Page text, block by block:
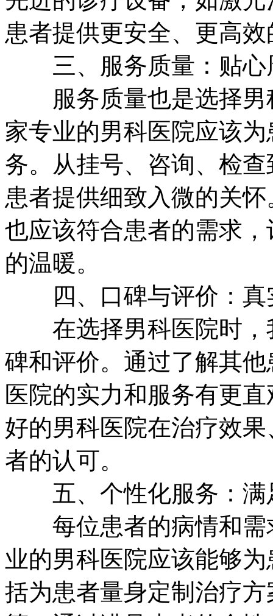
患者提供更安全、更高
三、服务质量：贴心
服务质量也是选择男
家专业的男科医院应该
务。从挂号、咨询、检
患者提供细致入微的关
也应该符合患者的需求
的温暖。
四、口碑与评价：真
在选择男科医院时，
碑和评价。通过了解其
医院的实力和服务有更
好的男科医院在治疗效
者的认可。
五、个性化服务：满
每位患者的病情和需
业的男科医院应该能够
括为患者量身定制治疗